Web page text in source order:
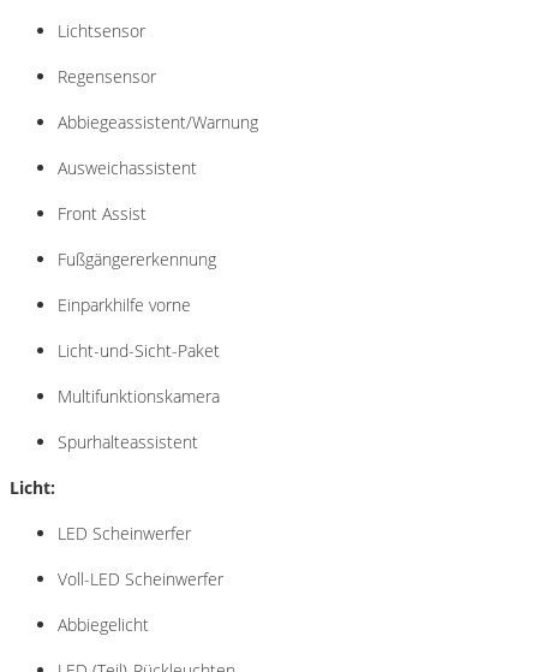
Lichtsensor
Regensensor
Abbiegeassistent/Warnung
Ausweichassistent
Front Assist
Fußgängererkennung
Einparkhilfe vorne
Licht-und-Sicht-Paket
Multifunktionskamera
Spurhalteassistent
Licht:
LED Scheinwerfer
Voll-LED Scheinwerfer
Abbiegelicht